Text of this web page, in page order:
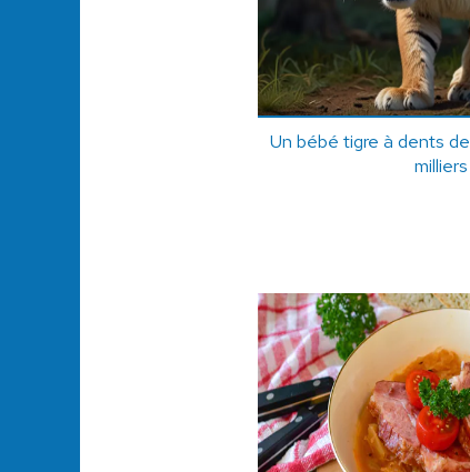
Un bébé tigre à dents